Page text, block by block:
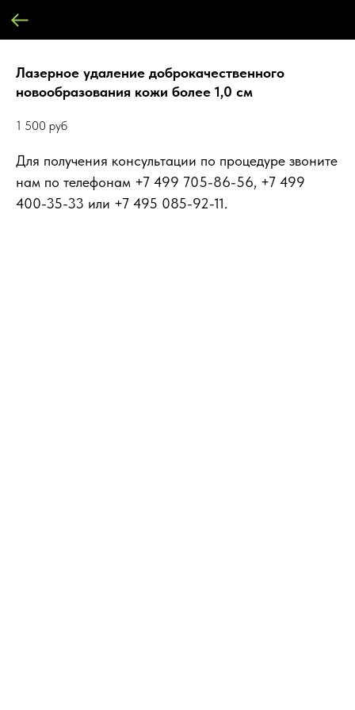
Лазерное удаление доброкачественного
новообразования кожи более 1,0 см
1 500 руб
Для получения консультации по процедуре звоните
нам по телефонам +7 499 705-86-56, +7 499
400-35-33 или +7 495 085-92-11.